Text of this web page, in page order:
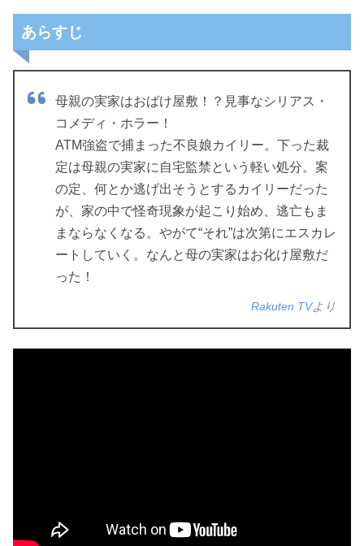
あらすじ
母親の実家はおばけ屋敷！？見事なシリアス・
コメディ・ホラー！
ATM強盗で捕まった不良娘カイリー。下った裁
定は母親の実家に自宅監禁という軽い処分。案
の定、何とか逃げ出そうとするカイリーだった
が、家の中で怪奇現象が起こり始め、逃亡もま
まならなくなる。やがて“それ”は次第にエスカレ
ートしていく。なんと母の実家はお化け屋敷だ
った！
Rakuten TVより